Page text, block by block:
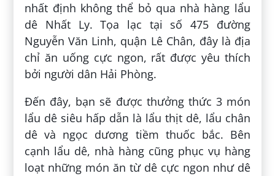
nhất định không thể bỏ qua nhà hàng lẩu
dê Nhất Ly. Tọa lạc tại số 475 đường
Nguyễn Văn Linh, quận Lê Chân, đây là địa
chỉ ăn uống cực ngon, rất được yêu thích
bởi người dân Hải Phòng.
Đến đây, bạn sẽ được thưởng thức 3 món
lẩu dê siêu hấp dẫn là lẩu thịt dê, lẩu chân
dê và ngọc dương tiềm thuốc bắc. Bên
cạnh lẩu dê, nhà hàng cũng phục vụ hàng
loạt những món ăn từ dê cực ngon như dê